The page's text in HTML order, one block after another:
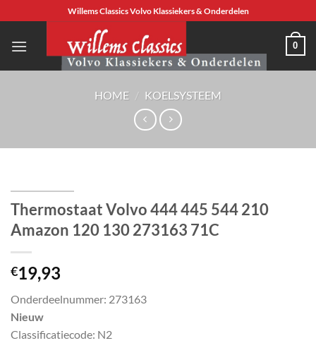
naar
inhoud
Willems Classics Volvo Klassiekers & Onderdelen
0
HOME / KOELSYSTEEM
Thermostaat Volvo 444 445 544 210
Amazon 120 130 273163 71C
€19,93
Onderdeelnummer: 273163
Nieuw
Classificatiecode: N2